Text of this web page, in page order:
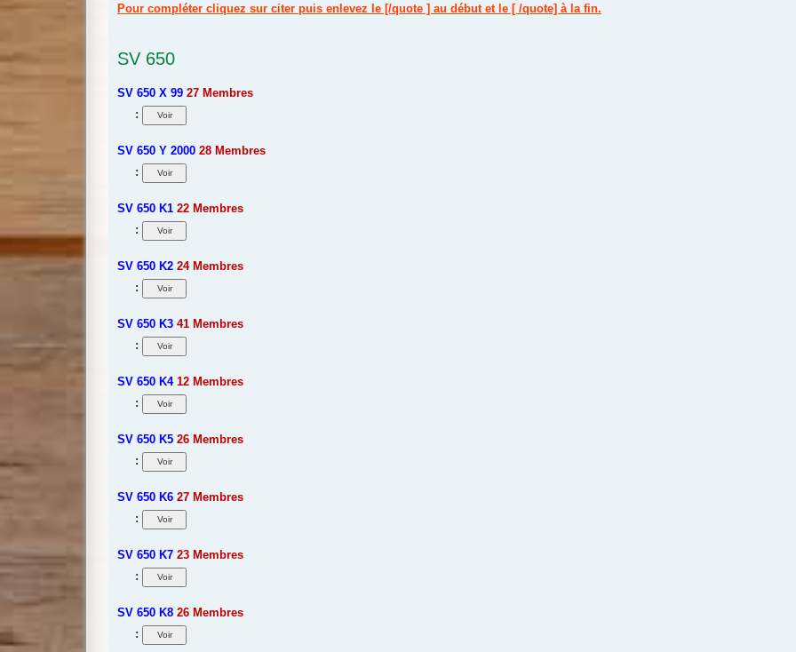
Pour compléter cliquez sur citer puis enlevez le [/quote ] au début et le [ /quote] à la fin.
SV 650
SV 650 X 99 27 Membres
:
SV 650 Y 2000 28 Membres
:
SV 650 K1 22 Membres
:
SV 650 K2 24 Membres
:
SV 650 K3 41 Membres
:
SV 650 K4 12 Membres
:
SV 650 K5 26 Membres
:
SV 650 K6 27 Membres
:
SV 650 K7 23 Membres
:
SV 650 K8 26 Membres
: